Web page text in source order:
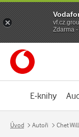
E-knihy
Úvod Autoři Chet
Zdarma